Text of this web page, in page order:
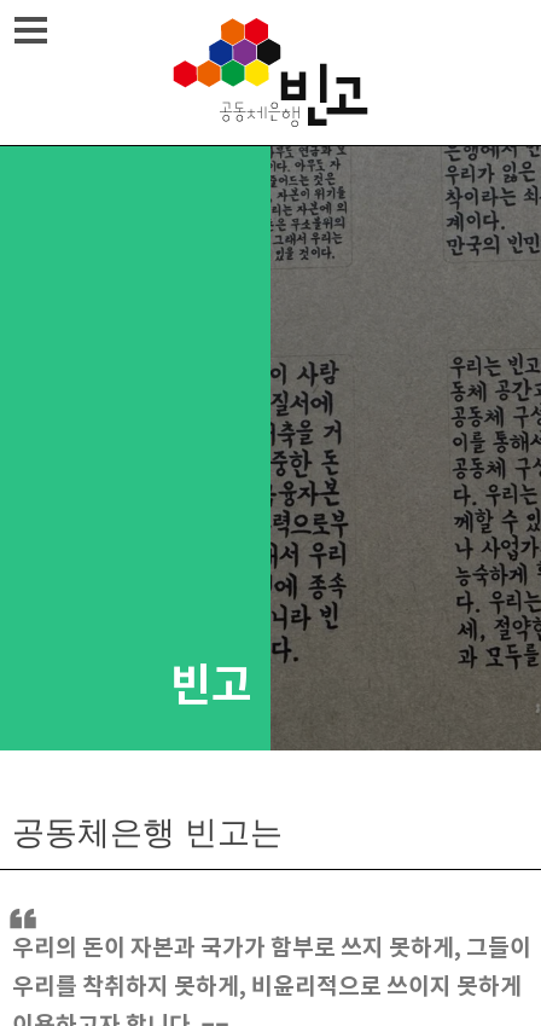
Skip
to
빈고
공동체은행 빈고는
우리의 돈이 자본과 국가가 함부로 쓰지 못하게, 그들이
우리를 착취하지 못하게, 비윤리적으로 쓰이지 못하게